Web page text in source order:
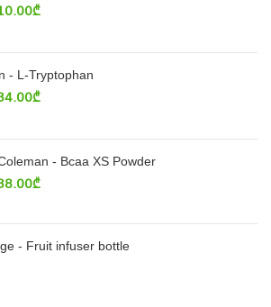
₾
- L-Tryptophan
₾
- Bcaa XS Powder
₾
- Fruit infuser bottle